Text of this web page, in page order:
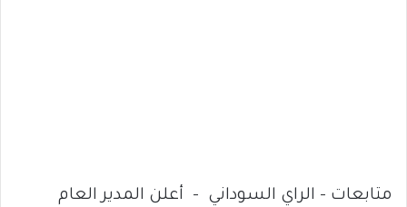
متابعات – الراي السوداني – أعلن المدير العام